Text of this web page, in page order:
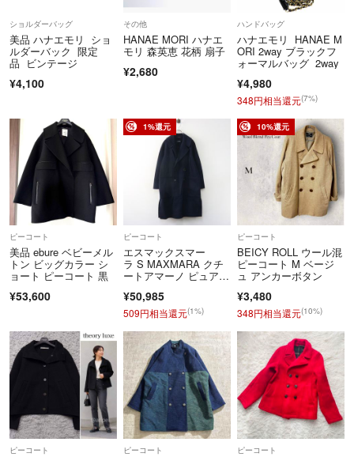
ショルダーバッグ
美品 ハナエモリ ショ
ルダーバック 限定
品 ビンテージ
¥4,100
その他
HANAE MORI ハナエ
モリ 森英恵 花柄 扇子
¥2,680
ハンドバッグ
ハナエモリ HANAE M
ORI 2way ブラックフ
ォーマルバッグ 2way
¥4,980
348円相当還元(7%)
ピーコート
美品 ebure ベビーメル
トン ビッグカラー シ
ョート ピーコート 黒
¥53,600
1%還元
ピーコート
エスマックスマー
ラ S MAXMARA クチ
ートアマーノ ピュアヴ
ボタン Pコート 38 ネ
イビー┃//【24000149
37442】
¥50,985
509円相当還元(1%)
10%還元
ピーコート
BEICY ROLL ウール混
ピーコート M ベージ
ュ アンカーボタン
¥3,480
348円相当還元(10%)
ピーコート ピーコート ピーコート